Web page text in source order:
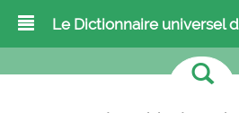
Le Dictionnaire universel